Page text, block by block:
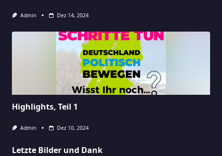
Admin Dez 14, 2024
Highlights, Teil 1
Admin Dez 10, 2024
Letzte Bilder und Dank